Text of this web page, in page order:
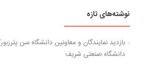
نوشته‌های تازه
بازدید نمایندگان و معاونین دانشگاه سن
دانشگاه صنعتی شریف